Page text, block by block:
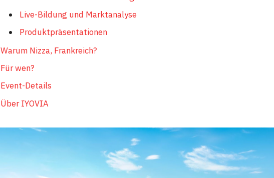
Live-Bildung und Marktanalyse
Produktpräsentationen
Warum Nizza, Frankreich?
Für wen?
Event-Details
Über IYOVIA